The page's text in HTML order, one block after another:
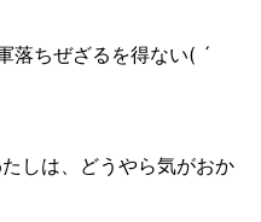
落ちぜざるを得ない( ´
しは、どうやら気がおか